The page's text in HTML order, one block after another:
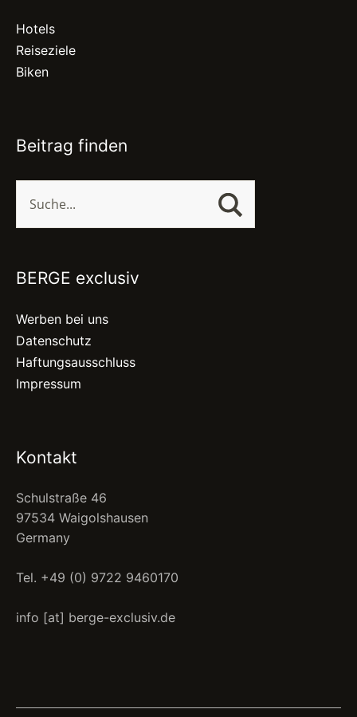
Hotels
Reiseziele
Biken
Beitrag finden
BERGE exclusiv
Werben bei uns
Datenschutz
Haftungsausschluss
Impressum
Kontakt
Schulstraße 46
97534 Waigolshausen
Germany
Tel. +49 (0) 9722 9460170
info [at] berge-exclusiv.de